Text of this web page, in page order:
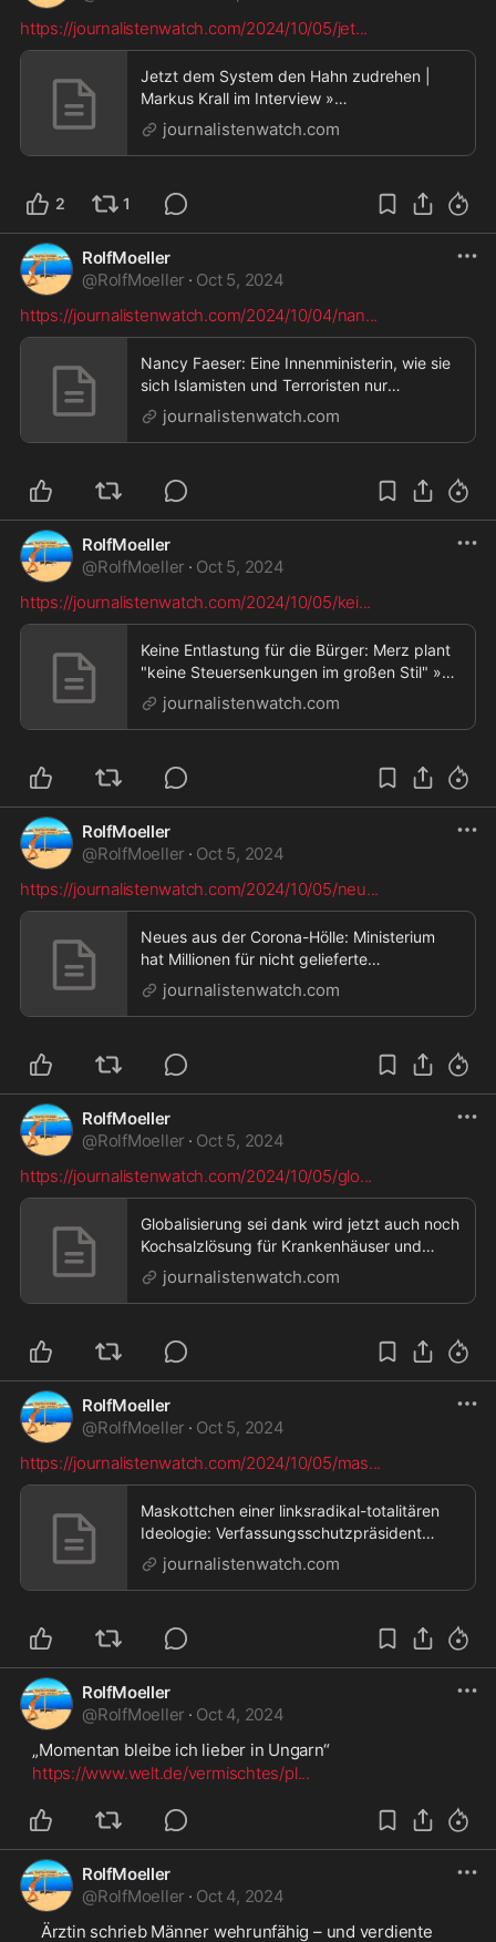
https://journalistenwatch.com/2024/10/05/jet...
Jetzt dem System den Hahn zudrehen |
Markus Krall im Interview »
Journalistenwatch,Jetzt dem System den
Hahn zudrehen | Markus Krall im Interview
journalistenwatch.com
2 1
RolfMoeller
@RolfMoeller · Oct 5, 2024
https://journalistenwatch.com/2024/10/04/nan...
Nancy Faeser: Eine Innenministerin, wie sie
sich Islamisten und Terroristen nur
wünschen können »
Journalistenwatch,Nancy Faeser: Eine
journalistenwatch.com
RolfMoeller
@RolfMoeller · Oct 5, 2024
https://journalistenwatch.com/2024/10/05/kei...
Keine Entlastung für die Bürger: Merz plant
"keine Steuersenkungen im großen Stil" »
Journalistenwatch,Keine Entlastung für die
Bürger: Merz plant "keine Steuersenkungen
journalistenwatch.com
RolfMoeller
@RolfMoeller · Oct 5, 2024
https://journalistenwatch.com/2024/10/05/neu...
Neues aus der Corona-Hölle: Ministerium
hat Millionen für nicht gelieferte
Beatmungsgeräte bezahlt »
Journalistenwatch,Neues aus der Corona-
journalistenwatch.com
RolfMoeller
@RolfMoeller · Oct 5, 2024
https://journalistenwatch.com/2024/10/05/glo...
Globalisierung sei dank wird jetzt auch noch
Kochsalzlösung für Krankenhäuser und
Praxen knapp »
Journalistenwatch,Globalisierung sei dank
journalistenwatch.com
RolfMoeller
@RolfMoeller · Oct 5, 2024
https://journalistenwatch.com/2024/10/05/mas...
Maskottchen einer linksradikal-totalitären
Ideologie: Verfassungsschutzpräsident
Haldenwang immer unterirdischer »
Journalistenwatch,Maskottchen einer
immer unterirdischer
journalistenwatch.com
RolfMoeller
@RolfMoeller · Oct 4, 2024
   „Momentan bleibe ich lieber in Ungarn“
https://www.welt.de/vermischtes/pl...
RolfMoeller
@RolfMoeller · Oct 4, 2024